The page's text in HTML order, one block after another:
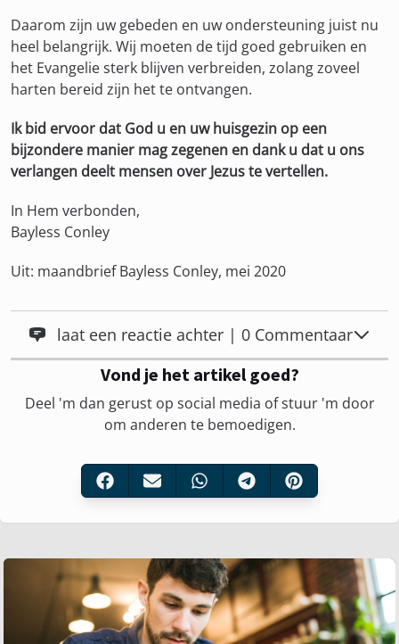
Daarom zijn uw gebeden en uw ondersteuning juist nu
heel belangrijk. Wij moeten de tijd goed gebruiken en
het Evangelie sterk blijven verbreiden, zolang zoveel
harten bereid zijn het te ontvangen.
Ik bid ervoor dat God u en uw huisgezin op een
bijzondere manier mag zegenen en dank u dat u ons
verlangen deelt mensen over Jezus te vertellen.
In Hem verbonden,
Bayless Conley
Uit: maandbrief Bayless Conley, mei 2020
laat een reactie achter | 0 Commentaar
Vond je het artikel goed?
Deel 'm dan gerust op social media of stuur 'm door
om anderen te bemoedigen.